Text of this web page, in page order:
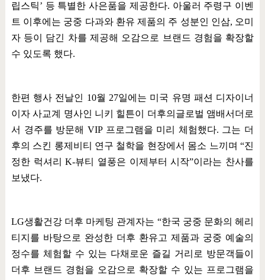
립스틱’ 등 특별한 사은품을 제공한다. 아울러 주령구 이벤
트 이후에는 궁중 다과와 환유 제품의 주 성분인 인삼, 오미
자 등이 담긴 차를 제공해 오감으로 브랜드 경험을 확장할
수 있도록 했다.
한편 행사 전날인 10월 27일에는 미국 유명 패션 디자이너
이자 사교계 명사인 니키 힐튼이 더후의글로벌 앰배서더로
서 경주를 방문해 VIP 프로그램을 미리 체험했다. 그는 더
후의 스킨 롱제비티 연구 철학을 현장에서 몸소 느끼며“진
정한 럭셔리K-뷰티 열풍은 이제부터 시작”이라는 찬사를
보냈다.
LG생활건강 더후 마케팅 관계자는 “한국 궁중 문화의 헤리
티지를 바탕으로 완성한 더후 환유고 제품과 궁중 예술의
정수를 체험할 수 있는 다채로운 즐길 거리로 방문객들이
더후 브랜드 경험을 오감으로 확장할 수 있는 프로그램을